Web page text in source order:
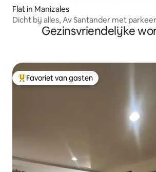
Flat in Manizales
Dicht bij alles, Av Santander met
Gezinsvriendelijke
Topfavoriet van gasten
Favoriet van gasten